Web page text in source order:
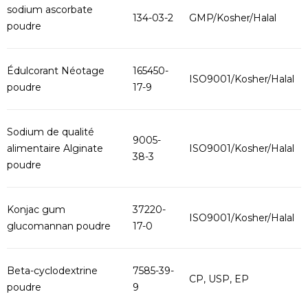
sodium ascorbate
poudre
134-03-2 GMP/Kosher/Halal
Édulcorant Néotage
poudre
165450-
17-9
ISO9001/Kosher/Halal
Sodium de qualité
alimentaire Alginate
poudre
9005-
38-3
ISO9001/Kosher/Halal
Konjac gum
glucomannan poudre
37220-
17-0
ISO9001/Kosher/Halal
Beta-cyclodextrine
poudre
7585-39-
9
CP, USP, EP